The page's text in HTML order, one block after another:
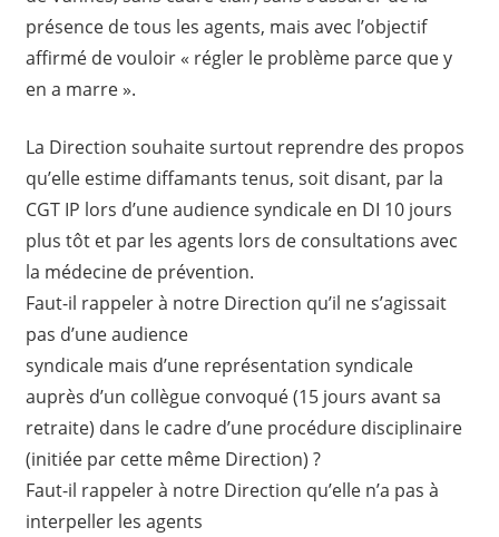
présence de tous les agents, mais avec l’objectif
affirmé de vouloir « régler le problème parce que y
en a marre ».
La Direction souhaite surtout reprendre des propos
qu’elle estime diffamants tenus, soit disant, par la
CGT IP lors d’une audience syndicale en DI 10 jours
plus tôt et par les agents lors de consultations avec
la médecine de prévention.
Faut-il rappeler à notre Direction qu’il ne s’agissait
pas d’une audience
syndicale mais d’une représentation syndicale
auprès d’un collègue convoqué (15 jours avant sa
retraite) dans le cadre d’une procédure disciplinaire
(initiée par cette même Direction) ?
Faut-il rappeler à notre Direction qu’elle n’a pas à
interpeller les agents